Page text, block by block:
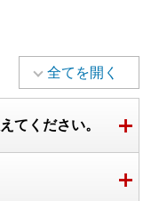
全てを開く
てください。